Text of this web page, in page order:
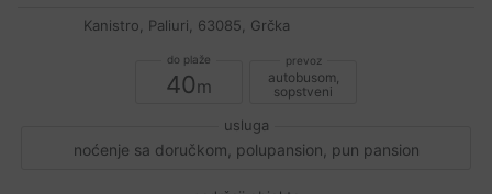
Kanistro, Paliuri, 63085, Grčka
40
autobusom,
sopstveni
noćenje sa doručkom, polupansion, pun pansion